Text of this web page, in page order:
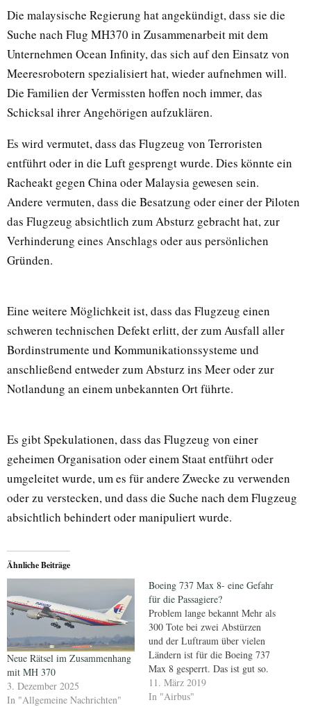
Die malaysische Regierung hat angekündigt, dass sie die
Suche nach Flug MH370 in Zusammenarbeit mit dem
Unternehmen Ocean Infinity, das sich auf den Einsatz von
Meeresrobotern spezialisiert hat, wieder aufnehmen will.
Die Familien der Vermissten hoffen noch immer, das
Schicksal ihrer Angehörigen aufzuklären.
Es wird vermutet, dass das Flugzeug von Terroristen
entführt oder in die Luft gesprengt wurde. Dies könnte ein
Racheakt gegen China oder Malaysia gewesen sein.
Andere vermuten, dass die Besatzung oder einer der Piloten
das Flugzeug absichtlich zum Absturz gebracht hat, zur
Verhinderung eines Anschlags oder aus persönlichen
Gründen.
Eine weitere Möglichkeit ist, dass das Flugzeug einen
schweren technischen Defekt erlitt, der zum Ausfall aller
Bordinstrumente und Kommunikationssysteme und
anschließend entweder zum Absturz ins Meer oder zur
Notlandung an einem unbekannten Ort führte.
Es gibt Spekulationen, dass das Flugzeug von einer
geheimen Organisation oder einem Staat entführt oder
umgeleitet wurde, um es für andere Zwecke zu verwenden
oder zu verstecken, und dass die Suche nach dem Flugzeug
absichtlich behindert oder manipuliert wurde.
Ähnliche Beiträge
Neue Rätsel im Zusammenhang
mit MH 370
3. Dezember 2025
In "Allgemeine Nachrichten"
Boeing 737 Max 8- eine Gefahr
für die Passagiere?
Problem lange bekannt Mehr als
300 Tote bei zwei Abstürzen
und der Luftraum über vielen
Ländern ist für die Boeing 737
Max 8 gesperrt. Das ist gut so.
Den Konkurenten Airbus kann
die Sperre wirtschaftlich
11. März 2019
In "Airbus"